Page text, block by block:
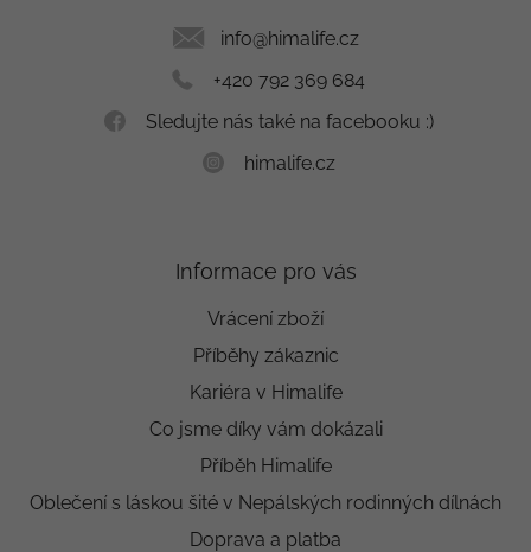
info@himalife.cz
+420 792 369 684
Sledujte nás také na facebooku :)
himalife.cz
Informace pro vás
Vrácení zboží
Příběhy zákaznic
Kariéra v Himalife
Co jsme díky vám dokázali
Příběh Himalife
Oblečení s láskou šité v Nepálských rodinných dílnách
Doprava a platba